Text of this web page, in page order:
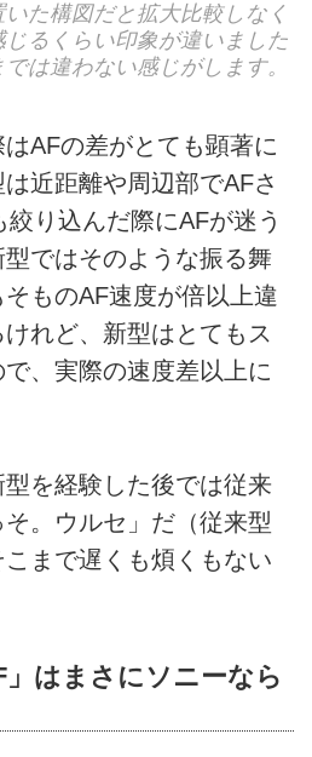
た構図だと拡大比較しなく
るくらい印象が違いました
は違わない感じがします。
AFの差がとても顕著に
近距離や周辺部でAFさ
り込んだ際にAFが迷う
ではそのような振る舞
ものAF速度が倍以上違
れど、新型はとてもス
、実際の速度差以上に
を経験した後では従来
。ウルセ」だ（従来型
まで遅くも煩くもない
」はまさにソニーなら